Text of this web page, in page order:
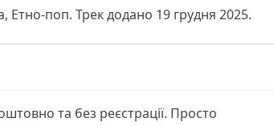
поп. Трек додано 19 грудня 2025.
та без реєстрації. Просто